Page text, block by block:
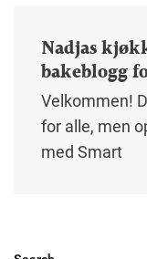
Nadjas
bakeblogg
Velkommen!
for alle, men
med Smart